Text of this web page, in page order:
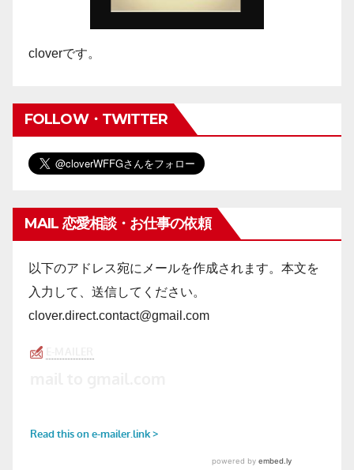
cloverです。
FOLLOW・TWITTER
MAIL 恋愛相談・お仕事の依頼
以下のアドレス宛にメールを作成されます。本文を
入力して、送信してください。
clover.direct.contact@gmail.com